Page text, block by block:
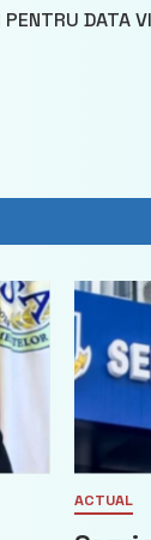
DATA
ACTUAL